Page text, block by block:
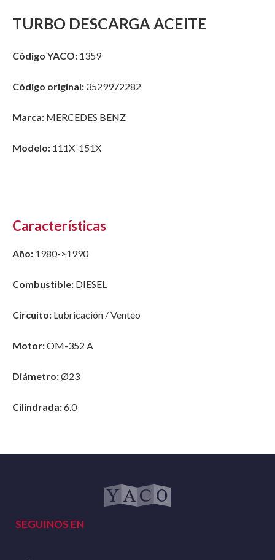
TURBO DESCARGA ACEITE
Código YACO: 1359
Código original: 3529972282
Marca: MERCEDES BENZ
Modelo: 111X-151X
Características
Año: 1980->1990
Combustible: DIESEL
Circuito: Lubricación / Venteo
Motor:OM-352 A
Diámetro:Ø23
Cilindrada:6.0
SEGUINOS EN